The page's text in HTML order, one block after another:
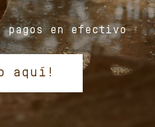
pagos en efectivo
aquí!